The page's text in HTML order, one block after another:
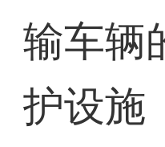
输车辆
护设施